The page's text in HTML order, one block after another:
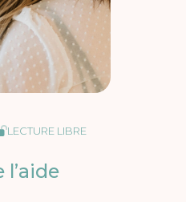
LECTURE LIBRE